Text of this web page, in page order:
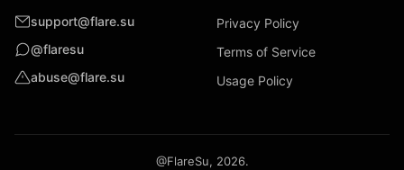
support@flare.su
@flaresu
abuse@flare.su
Privacy Policy
Terms of Service
Usage Policy
@FlareSu, 2026.